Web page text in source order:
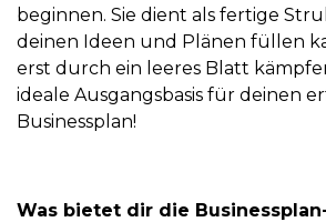
beginnen. Sie dient als fertige
deinen Ideen und Plänen füllen
erst durch ein leeres Blatt
ideale Ausgangsbasis für deinen
Businessplan!
Was bietet dir die